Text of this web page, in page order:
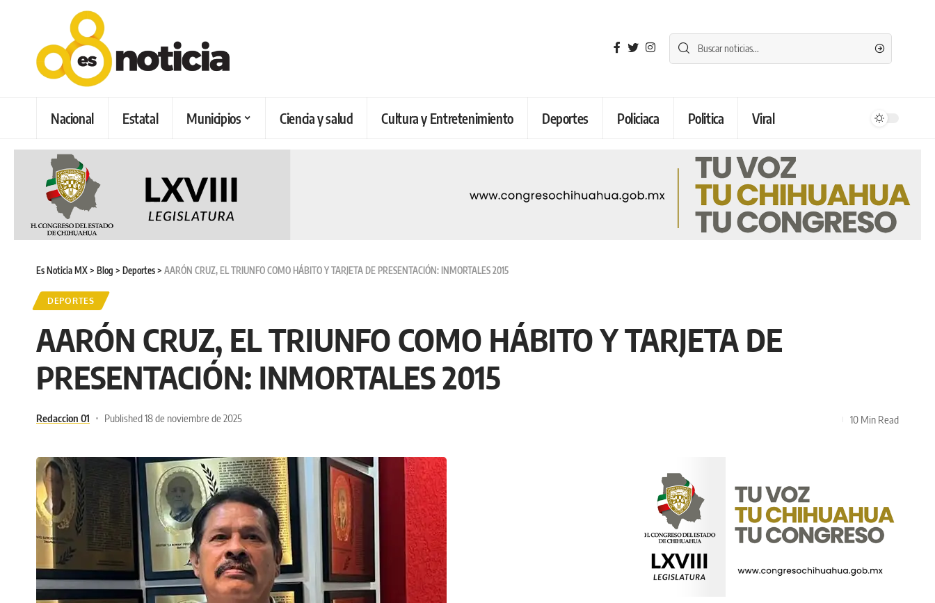
Nacional Estatal Municipios Ciencia y salud Cultura y Entretenimiento Deportes Policiaca Politica Viral
Es Noticia MX> Blog > Deportes> AARÓN CRUZ, EL TRIUNFO COMO HÁBITO Y TARJETA DE PRESENTACIÓN: INMORTALES 2015
DEPORTES
AARÓN CRUZ, EL TRIUNFO COMO HÁBITO Y TARJETA DE
PRESENTACIÓN: INMORTALES 2015
Redaccion 01 Published 18 de noviembre de 2025 10 Min Read